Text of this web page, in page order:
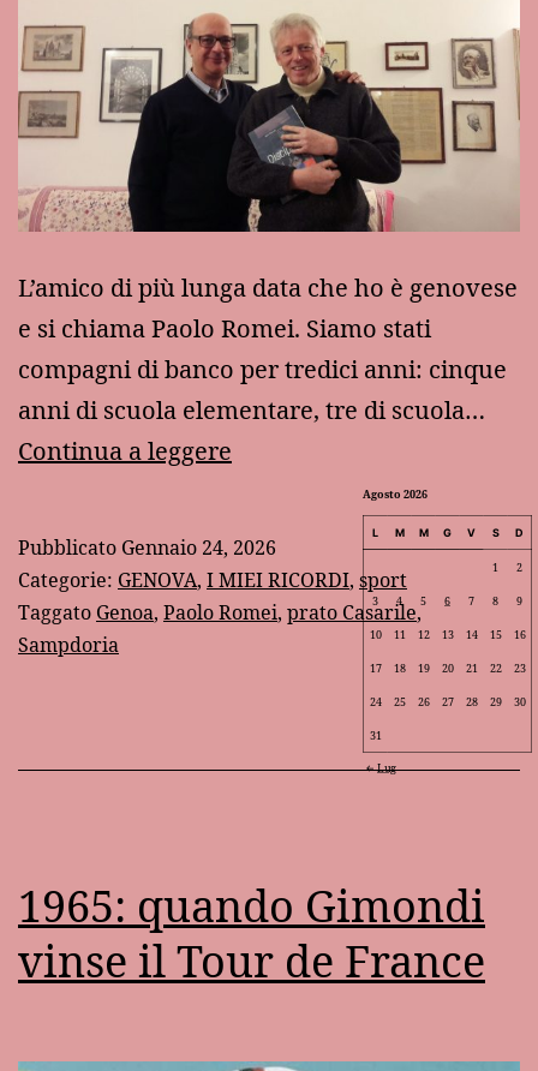
L’amico di più lunga data che ho è genovese
e si chiama Paolo Romei. Siamo stati
compagni di banco per tredici anni: cinque
anni di scuola elementare, tre di scuola…
Continua a leggere
Pubblicato Gennaio 24, 2026
Categorie: GENOVA, I MIEI RICORDI, sport
Taggato Genoa, Paolo Romei, prato Casarile,
Sampdoria
1965: quando Gimondi
vinse il Tour de France
Agosto 2026
L M M G V S D
1 2
3 4 5 6 7 8 9
10 11 12 13 14 15 16
17 18 19 20 21 22 23
24 25 26 27 28 29 30
31
Lug